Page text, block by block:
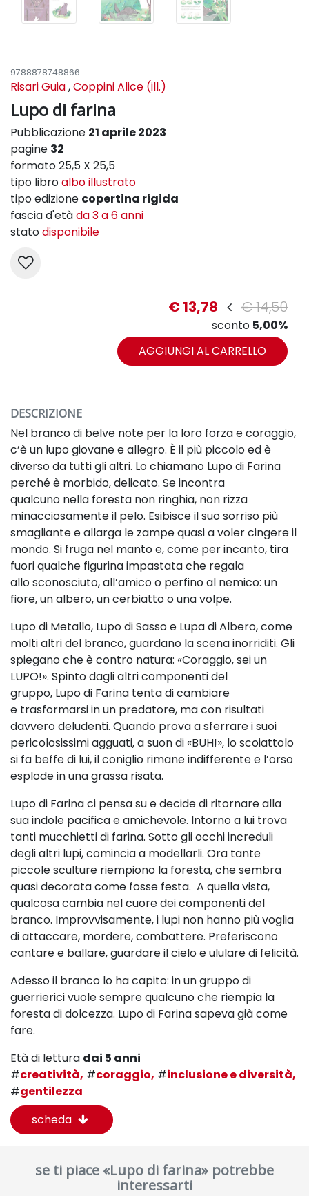
9788878748866
Risari Guia,Coppini Alice (ill.)
Lupo di farina
Pubblicazione 21 aprile 2023
pagine 32
formato 25,5 X 25,5
tipo libroalbo illustrato
tipo edizione copertina rigida
fascia d'etàda 3 a 6 anni
statodisponibile
€ 13,78 € 14,50
sconto 5,00%
AGGIUNGI AL CARRELLO
DESCRIZIONE
Nel branco di belve note per la loro forza e coraggio,
c’è un lupo giovane e allegro. È il più piccolo edè
diverso da tutti gli altri. Lo chiamano Lupo di Farina
perché è morbido, delicato. Se incontra
qualcuno nella foresta non ringhia, non rizza
minacciosamente il pelo. Esibisce il suo sorriso più
smagliantee allarga le zampe quasi a voler cingere il
mondo. Si fruga nel manto e, come per incanto, tira
fuori qualche figurina impastata che regala
allosconosciuto, all’amico o perfino al nemico: un
fiore, un albero, un cerbiatto o una volpe.
Lupo di Metallo, Lupo di Sasso e Lupa di Albero, come
molti altri del branco,guardano la scena inorriditi. Gli
spiegano che è contro natura: «Coraggio, sei un
LUPO!». Spinto dagli altri componenti del
gruppo, Lupo di Farina tentadi cambiare
e trasformarsi in un predatore, ma con risultati
davvero deludenti. Quando prova a sferrare i suoi
pericolosissimi agguati, a suon di «BUH!», lo scoiattolo
si fa beffe di lui, il coniglio rimane indifferente e l’orso
esplode in una grassa risata.
Lupo di Farina ci pensa su e decide di ritornare alla
sua indole pacifica e amichevole. Intorno a lui trova
tanti mucchietti di farina. Sotto gli occhi increduli
degli altri lupi, comincia a modellarli. Ora tante
piccole sculture riempiono la foresta, che sembra
quasi decorata come fosse festa. A quella vista,
qualcosa cambia nel cuore dei componenti del
branco. Improvvisamente, i lupi non hanno più voglia
di attaccare, mordere, combattere. Preferiscono
cantare e ballare, guardare il cielo e ulularedi felicità.
Adesso il branco lo ha capito: in un gruppo di
guerrierici vuole sempre qualcuno che riempia la
foresta di dolcezza. Lupo di Farina sapeva già come
fare.
Età di lettura dai 5 anni
#creatività, #coraggio, #inclusione e diversità,
#gentilezza
scheda
se ti piace «Lupo di farina» potrebbe
interessarti